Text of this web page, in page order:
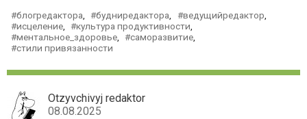
блогредактора будниредактора ведущийредактор
исцеление, культура продуктивности
ментальное_здоровье, саморазвитие
стили привязанности
Otzyvchivyj redaktor
08.08.2025